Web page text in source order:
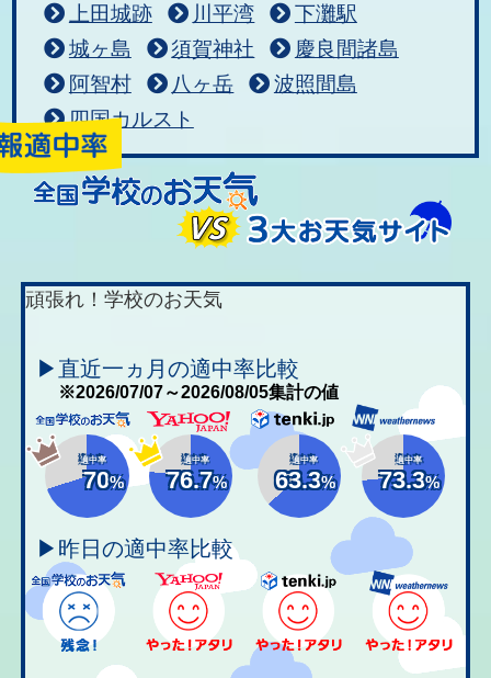
上田城跡
川平湾
下灘駅
城ヶ島
須賀神社
慶良間諸島
阿智村
八ヶ岳
波照間島
四国カルスト
頑張れ！学校のお天気
▶直近一ヵ月の適中率比較
※2026/07/07～2026/08/05集計の値
適中率
70%
適中率
76.7%
適中率
63.3%
適中率
73.3%
▶昨日の適中率比較